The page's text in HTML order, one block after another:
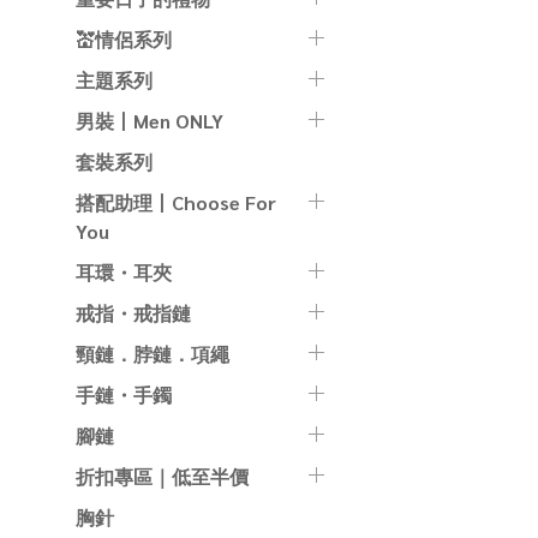
💒情侶系列
主題系列
男裝丨Men ONLY
套裝系列
搭配助理丨Choose For
You
耳環・耳夾
戒指・戒指鏈
頸鏈．脖鏈．項繩
手鏈・手鐲
腳鏈
折扣專區｜低至半價
胸針